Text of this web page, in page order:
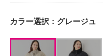
カラー選択： グレージュ